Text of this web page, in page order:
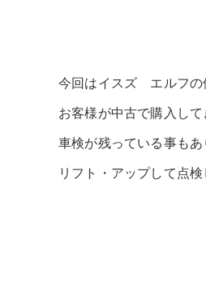
今回はイスズ エルフの
お客様が中古で購入して
車検が残っている事も
リフト・アップして点検